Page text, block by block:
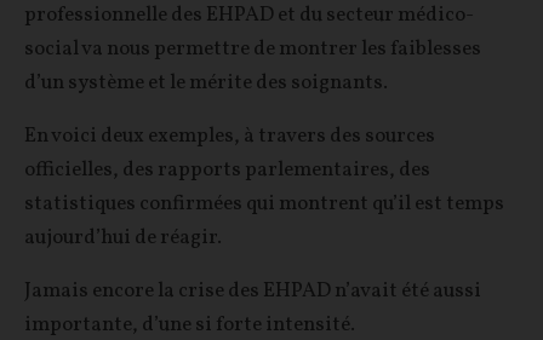
professionnelle des EHPAD et du secteur médico-
social va nous permettre de montrer les faiblesses
d’un système et le mérite des soignants.
En voici deux exemples, à travers des sources
officielles, des rapports parlementaires, des
statistiques confirmées qui montrent qu’il est temps
aujourd’hui de réagir.
Jamais encore la crise des EHPAD n’avait été aussi
importante, d’une si forte intensité.